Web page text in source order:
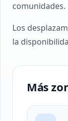
comunidades.
Los
la
Más